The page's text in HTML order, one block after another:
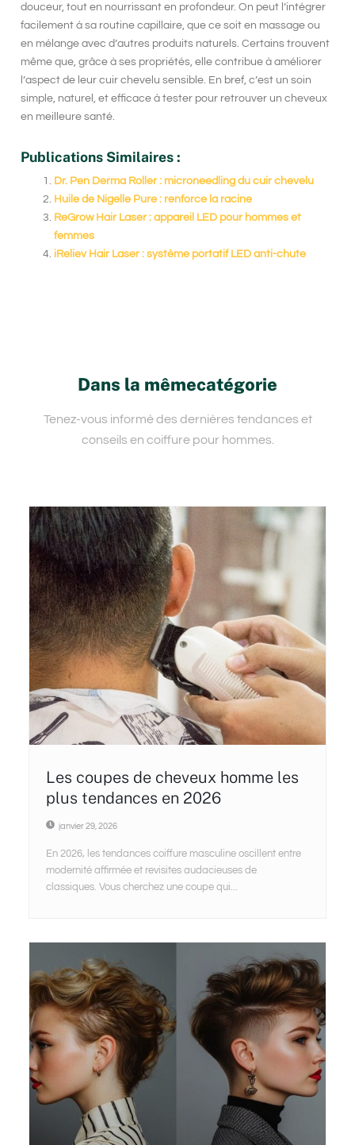
douceur, tout en nourrissant en profondeur. On peut l’intégrer
facilement à sa routine capillaire, que ce soit en massage ou
en mélange avec d’autres produits naturels. Certains trouvent
même que, grâce à ses propriétés, elle contribue à améliorer
l’aspect de leur cuir chevelu sensible. En bref, c’est un soin
simple, naturel, et efficace à tester pour retrouver un cheveux
en meilleure santé.
Publications Similaires :
Dr. Pen Derma Roller : microneedling du cuir chevelu
Huile de Nigelle Pure : renforce la racine
ReGrow Hair Laser : appareil LED pour hommes et
femmes
iReliev Hair Laser : système portatif LED anti-chute
Dans la mêmecatégorie
Tenez-vous informé des dernières tendances et
conseils en coiffure pour hommes.
Les coupes de cheveux homme les
plus tendances en 2026
janvier 29, 2026
En 2026, les tendances coiffure masculine oscillent entre
modernité affirmée et revisites audacieuses de
classiques. Vous cherchez une coupe qui...